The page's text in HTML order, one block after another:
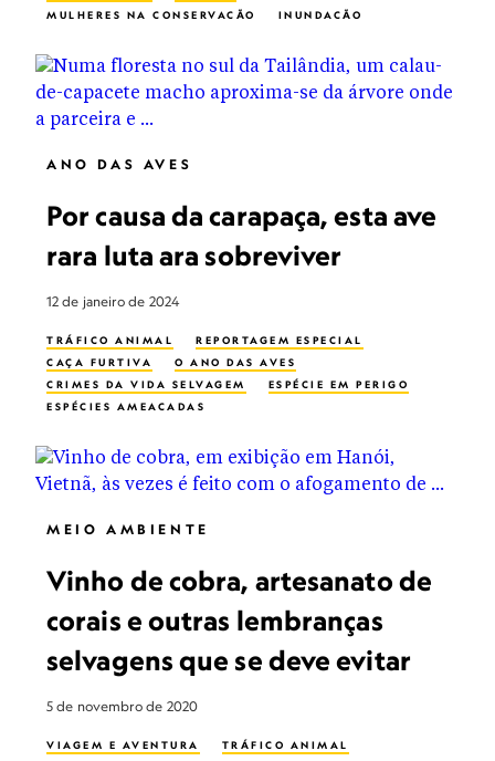
MULHERES NA CONSERVAÇÃO
INUNDAÇÃO
ANO DAS AVES
Por causa da carapaça, esta ave
rara luta ara sobreviver
12 de janeiro de 2024
TRÁFICO ANIMAL
REPORTAGEM ESPECIAL
CAÇA FURTIVA
O ANO DAS AVES
CRIMES DA VIDA SELVAGEM
ESPÉCIE EM PERIGO
ESPÉCIES AMEAÇADAS
MEIO AMBIENTE
Vinho de cobra, artesanato de
corais e outras lembranças
selvagens que se deve evitar
5 de novembro de 2020
VIAGEM E AVENTURA TRÁFICO ANIMAL